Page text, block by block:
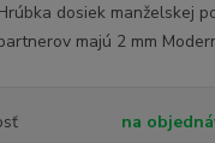
dosiek manželskej
majú 2 mm
na